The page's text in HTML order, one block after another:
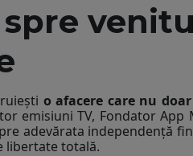
o afacere care nu
emisiuni TV, Fondator
adevărata independență
libertate totală.